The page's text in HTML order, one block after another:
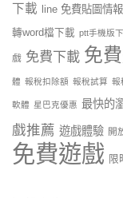
下載 line 免費貼圖情報
轉word檔下載 ptt手機版
戲 免費下載 免
體 報稅扣除額 報稅試算 報
軟體 星巴克優惠 最快的
戲推薦 遊戲體驗 開
免費遊戲 限